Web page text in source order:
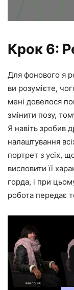
Крок 6:
Для фонового я
ви розумієте,
мені довелося
змінити позу,
Я навіть зробив
налаштування
портрет з усіх,
висловити її
горда, і при
робота передає